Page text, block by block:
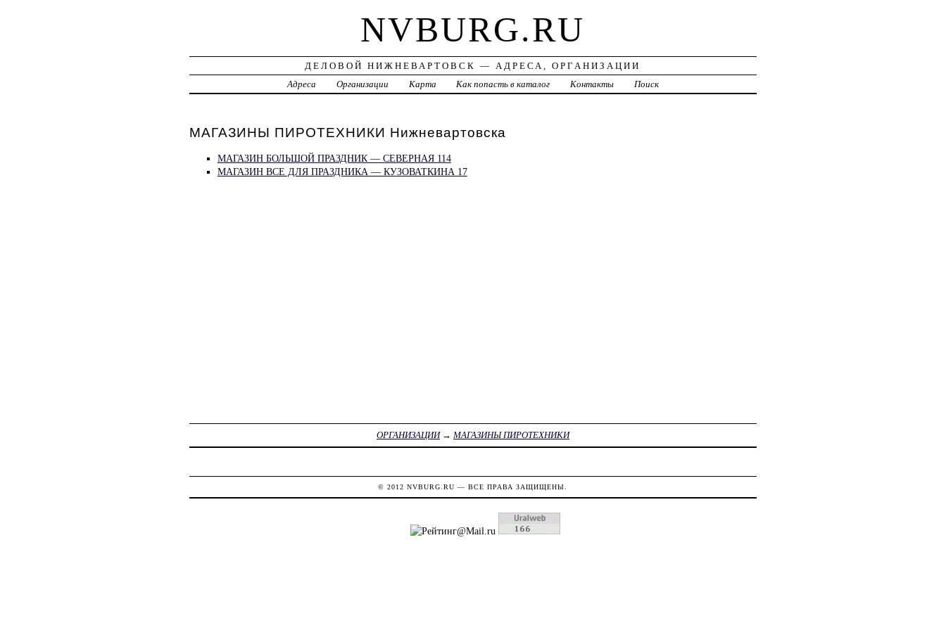
NVBURG.RU
ДЕЛОВОЙ НИЖНЕВАРТОВСК — АДРЕСА, ОРГАНИЗАЦИИ
Адреса
Организации Карта Как попасть в каталог Контакты Поиск
МАГАЗИНЫ ПИРОТЕХНИКИ Нижневартовска
МАГАЗИН БОЛЬШОЙ ПРАЗДНИК — СЕВЕРНАЯ 114
МАГАЗИН ВСЕ ДЛЯ ПРАЗДНИКА — КУЗОВАТКИНА 17
ОРГАНИЗАЦИИ→ МАГАЗИНЫ ПИРОТЕХНИКИ
© 2012NVBURG.RU — ВСЕ ПРАВА ЗАЩИЩЕНЫ.